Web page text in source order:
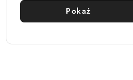
Pokaż